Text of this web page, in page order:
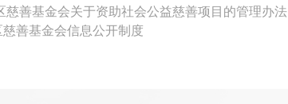
慈善基金会关于资助社会公益慈善项目的管理办法
善基金会信息公开制度